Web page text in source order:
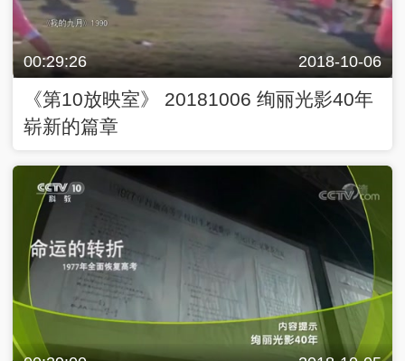
00:29:26 2018-10-06
《第10放映室》 20181006 绚丽光影40年
崭新的篇章